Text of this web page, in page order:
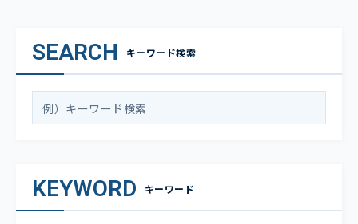
SEARCH キーワード検索
KEYWORD キーワード